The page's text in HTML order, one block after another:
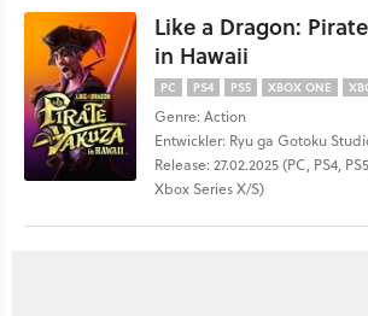
Like a Dragon:
in Hawaii
PC PS4 PS5 XBOX ONE
Genre: Action
Entwickler: Ryu ga Gotoku
Release: 27.02.2025 (PC, PS4,
Xbox Series X/S)